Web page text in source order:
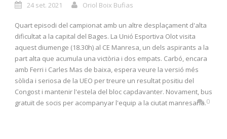
24 set. 2021 Oriol Boix Bufias
Quart episodi del campionat amb un altre desplaçament d'alta
dificultat a la capital del Bages. La Unió Esportiva Olot visita
aquest diumenge (18.30h) al CE Manresa, un dels aspirants a la
part alta que acumula una victòria i dos empats. Carbó, encara
amb Ferri i Carles Mas de baixa, espera veure la versió més
sòlida i seriosa de la UEO per treure un resultat positiu del
Congost i mantenir l'estela del bloc capdavanter. Novament, bus
gratuït de socis per acompanyar l'equip a la ciutat manresana.0